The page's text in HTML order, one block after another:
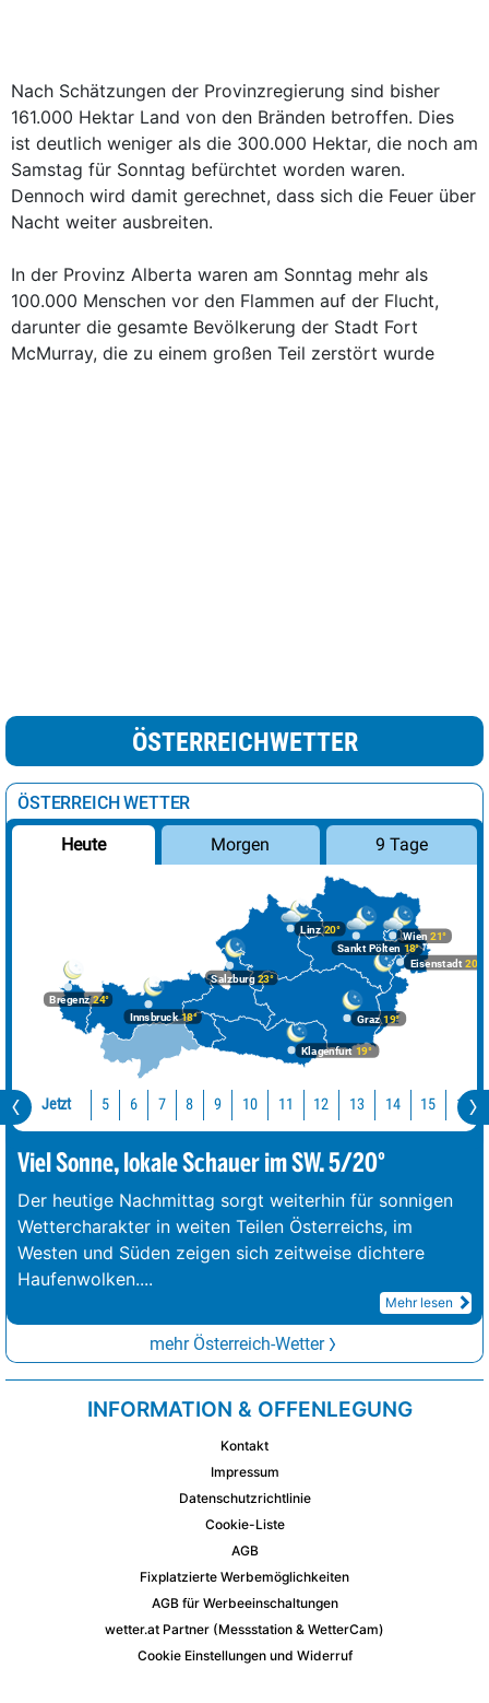
Nach Schätzungen der Provinzregierung sind bisher
161.000 Hektar Land von den Bränden betroffen. Dies
ist deutlich weniger als die 300.000 Hektar, die noch am
Samstag für Sonntag befürchtet worden waren.
Dennoch wird damit gerechnet, dass sich die Feuer über
Nacht weiter ausbreiten.
In der Provinz Alberta waren am Sonntag mehr als
100.000 Menschen vor den Flammen auf der Flucht,
darunter die gesamte Bevölkerung der Stadt Fort
McMurray, die zu einem großen Teil zerstört wurde
ÖSTERREICHWETTER
ÖSTERREICH WETTER
Heute Morgen 9 Tage
Bregenz24°
Graz19°
Innsbruck18°
Klagenfurt 19°
Linz20°
Salzburg23°
Wien 21°
Eisenstadt 20°
Sankt Pölten 18°
Jetzt 5 6 7 8 9 10 11 12 13 14 15 16
Viel Sonne, lokale Schauer im SW. 5/20°
Der heutige Nachmittag sorgt weiterhin für sonnigen
Wettercharakter in weiten Teilen Österreichs, im
Westen und Süden zeigen sich zeitweise dichtere
Haufenwolken....
Mehr lesen
mehr Österreich-Wetter
INFORMATION & OFFENLEGUNG
Kontakt
Impressum
Datenschutzrichtlinie
Cookie-Liste
AGB
Fixplatzierte Werbemöglichkeiten
AGB für Werbeeinschaltungen
wetter.at Partner (Messstation & WetterCam)
Cookie Einstellungen und Widerruf